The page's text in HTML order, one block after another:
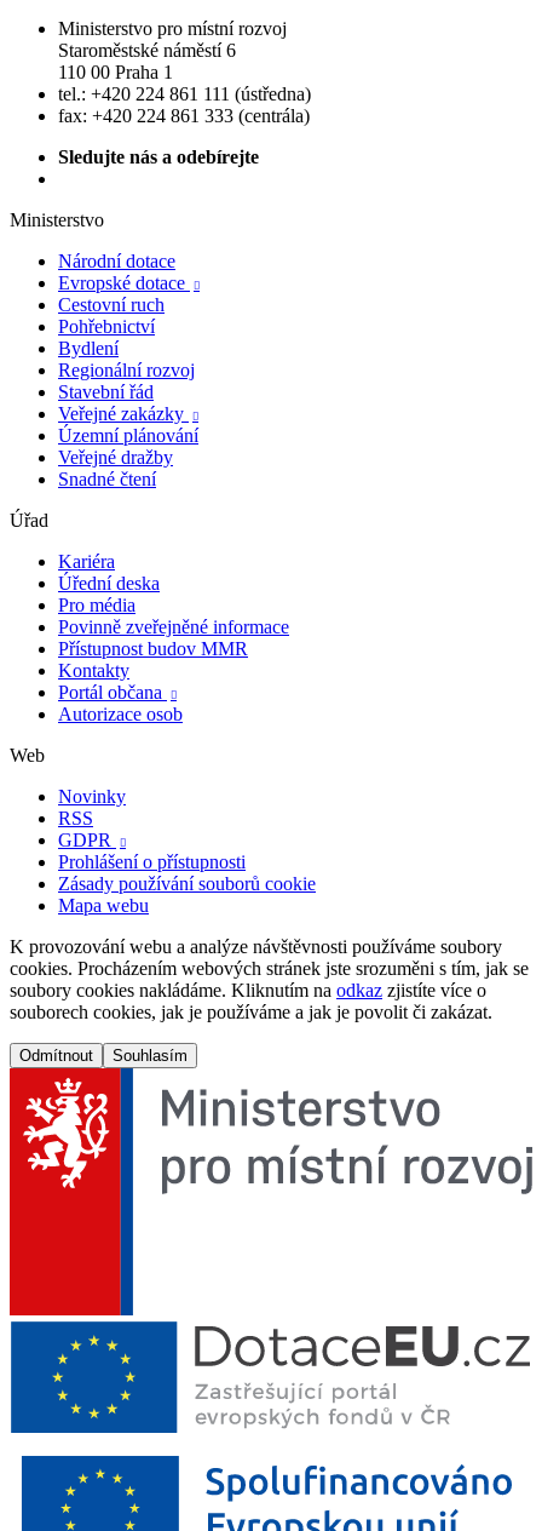
Ministerstvo pro místní rozvoj
Staroměstské náměstí 6
110 00 Praha 1
tel.: +420 224 861 111 (ústředna)
fax: +420 224 861 333 (centrála)
Sledujte nás a odebírejte
Ministerstvo
Národní dotace
Evropské dotace

Cestovní ruch
Pohřebnictví
Bydlení
Regionální rozvoj
Stavební řád
Veřejné zakázky

Územní plánování
Veřejné dražby
Snadné čtení
Úřad
Kariéra
Úřední deska
Pro média
Povinně zveřejněné informace
Přístupnost budov MMR
Kontakty
Portál občana

Autorizace osob
Web
Novinky
RSS
GDPR

Prohlášení o přístupnosti
Zásady používání souborů cookie
Mapa webu
K provozování webu a analýze návštěvnosti používáme soubory
cookies. Procházením webových stránek jste srozuměni s tím, jak se
soubory cookies nakládáme. Kliknutím na odkaz zjistíte více o
souborech cookies, jak je používáme a jak je povolit či zakázat.
Odmítnout Souhlasím